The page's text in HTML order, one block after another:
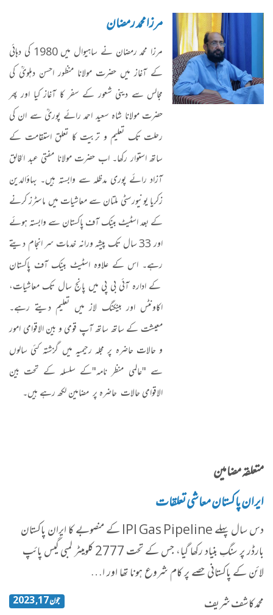
مرزا محمد رمضان
مرزا محمد رمضان نے ساہیوال میں 1980 کی دہائی
کے آغاز میں حضرت مولانا منظور احسن دہلویؒ کی
مجالس سے دینی شعور کے سفر کا آغاز کیا اور پھر
حضرت مولانا شاہ سعید احمد رائے پوریؒ سے ان کی
رحلت تک تعلیم و تربیت کا تعلق استقامت کے
ساتھ استوار رکھا۔ اب حضرت مولانا مفتی عبد الخالق
آزاد رائے پوری مدظلہ سے وابستہ ہیں۔ بہاؤالدین
زکریا یونیورسٹی ملتان سے معاشیات میں ماسٹرز کرنے
کے بعد اسٹیٹ بینک آف پاکستان سے وابستہ ہوئے
اور 33 سال تک پیشہ ورانہ خدمات سر انجام دیتے
رہے۔ اس کے علاوہ اسٹیٹ بینک آف پاکستان
کے ادارہ آئی بی پی میں پانج سال تک معاشیات،
اکاونٹس اور بینکنگ لاز میں تعلیم دیتے رہے۔
معیشت کے ساتھ ساتھ آپ قومی و بین الاقوامی امور
و حالات حاضرہ پر مجلہ رحیمیہ میں گزشتہ کئی سالوں
سے "عالمی منظر نامہ"کے سلسلہ کے تحت بین
الاقوامی حالات حاضرہ پر مضامین لکھ رہے ہیں۔
متعلقہ مضامین
ایران پاکستان معاشی تعلقات
دس سال پہلے IPI Gas Pipeline کے منصوبے کا ایران پاکستان
بارڈر پر سنگِ بنیاد رکھا گیا، جس کے تحت 2777 کلومیٹر لمبی گیس پائپ
لائن کے پاکستانی حصے پر کام شروع ہونا تھا اور ا…
محمد کاشف شریف
جون 17, 2023